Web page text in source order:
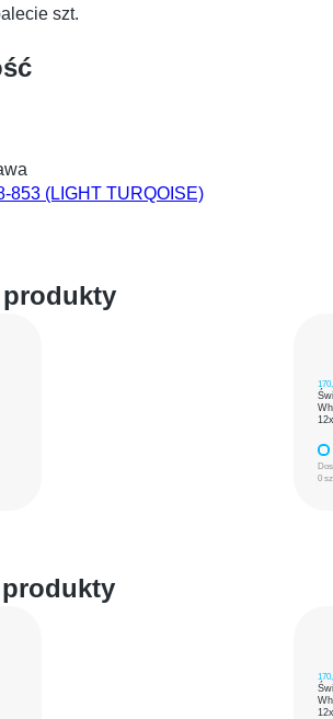
szt.
853 (LIGHT TURQOISE)
0